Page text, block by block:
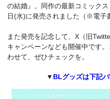
の結婚』。同作の最新コミック
日(水)に発売されました（※電子
また発売を記念して、X（旧
キャンペーンなども開催中です
わせて、ぜひチェックを。
▼ BLグッズは下記